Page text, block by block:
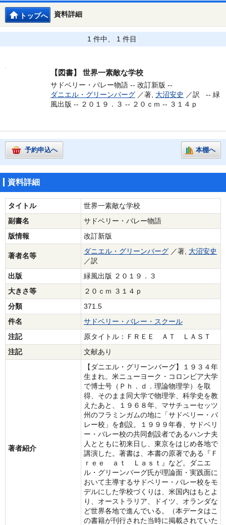
資料詳細
トップへ
1 件中、 1 件目
【図書】 世界一素敵な学校
サドベリー・バレー物語 -- 改訂新版 --
ダニエル・グリーンバーグ ／著, 大沼安史 ／訳 -- 緑
風出版 -- ２０１９．３ -- ２０ｃｍ -- ３１４ｐ
予約申込へ 本棚へ
資料詳細
タイトル
世界一素敵な学校
副書名
サドベリー・バレー物語
版情報
改訂新版
著者名等
ダニエル・グリーンバーグ ／著, 大沼安史
／訳
出版
緑風出版 ２０１９．３
大きさ等
２０ｃｍ ３１４ｐ
分類
371.5
件名
サドベリー・バレー・スクール
注記
原タイトル：ＦＲＥＥ ＡＴ ＬＡＳＴ
注記
文献あり
著者紹介
【ダニエル・グリーンバーグ】１９３４年
生まれ。米ニューヨーク・コロンビア大学
で博士号（Ｐｈ．ｄ．理論物理学）を取
得、そのまま同大学で物理学、科学史を教
えたあと、１９６８年、マサチューセッツ
州のフラミンガムの地に「サドベリー・バ
レー校」を創設。１９９９年春、サドベリ
ー・バレー校の共同創設者であるハンナ夫
人とともに初来日し、東京をはじめ各地で
講演した。著書は、本書の原著である『Ｆ
ｒｅｅ ａｔ Ｌａｓｔ』など。ダニエ
ル・グリーンバーグ氏が理論面・実践面に
おいて主導するサドベリー・バレー校をモ
デルにした学校づくりは、米国内はもとよ
り、オーストラリア、ドイツ、オランダな
ど世界各地で進んでいる。（本データはこ
の書籍が刊行された当時に掲載されていた